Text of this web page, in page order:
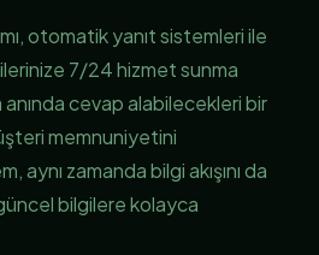
otomatik yanıt sistemleri ile
7/24 hizmet sunma
anında cevap alabilecekleri bir
memnuniyetini
aynı zamanda bilgi akışını da
bilgilere kolayca